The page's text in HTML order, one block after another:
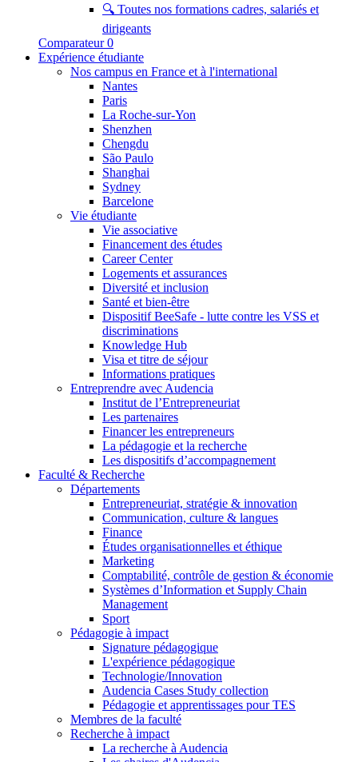
🔍 Toutes nos formations cadres, salariés et
dirigeants
Comparateur 0
Expérience étudiante
Nos campus en France et à l'international
Nantes
Paris
La Roche-sur-Yon
Shenzhen
Chengdu
São Paulo
Shanghai
Sydney
Barcelone
Vie étudiante
Vie associative
Financement des études
Career Center
Logements et assurances
Diversité et inclusion
Santé et bien-être
Dispositif BeeSafe - lutte contre les VSS et
discriminations
Knowledge Hub
Visa et titre de séjour
Informations pratiques
Entreprendre avec Audencia
Institut de l’Entrepreneuriat
Les partenaires
Financer les entrepreneurs
La pédagogie et la recherche
Les dispositifs d’accompagnement
Faculté & Recherche
Départements
Entrepreneuriat, stratégie & innovation
Communication, culture & langues
Finance
Études organisationnelles et éthique
Marketing
Comptabilité, contrôle de gestion & économie
Systèmes d’Information et Supply Chain
Management
Sport
Pédagogie à impact
Signature pédagogique
L'expérience pédagogique
Technologie/Innovation
Audencia Cases Study collection
Pédagogie et apprentissages pour TES
Membres de la faculté
Recherche à impact
La recherche à Audencia